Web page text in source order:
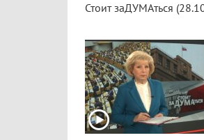
Стоит заДУМАться